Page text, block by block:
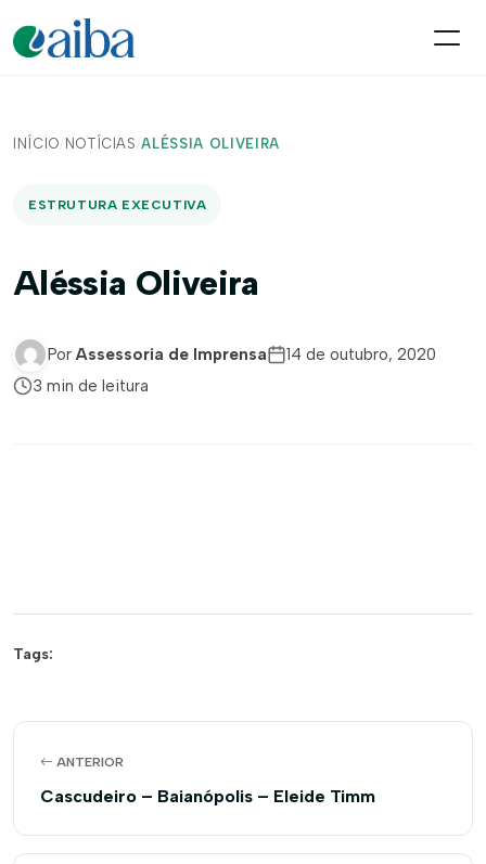
INÍCIO/ NOTÍCIAS /ALÉSSIA OLIVEIRA
ESTRUTURA EXECUTIVA
Aléssia Oliveira
Por Assessoria de Imprensa
14 de outubro, 2020
3 min de leitura
Tags:
ANTERIOR
Cascudeiro – Baianópolis – Eleide Timm